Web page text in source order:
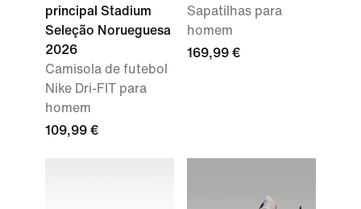
principal Stadium
Seleção Norueguesa
2026
Camisola de futebol
Nike Dri-FIT para
homem
109,99 €
Sapatilhas para
homem
169,99 €